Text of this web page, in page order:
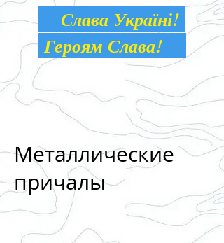
Слава Україні!
Героям Слава!
Металлические
причалы